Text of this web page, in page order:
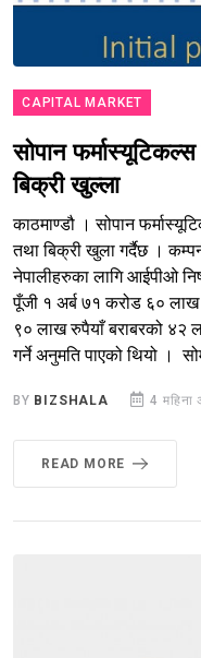
CAPITAL MARKET
सोपान
बिक्री खुल्ला
काठमाण्डौ । सोपान
तथा बिक्री खुला गर्दैछ ।
नेपालीहरुका लागि आईपीओ
पूँजी १ अर्ब ७१ करोड ६०
९० लाख रुपैयाँ बराबरको ४२
गर्ने अनुमति पाएको थियो ।
BY BIZSHALA 4 महिना
READ MORE